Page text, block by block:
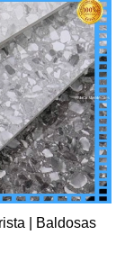
| Baldosas